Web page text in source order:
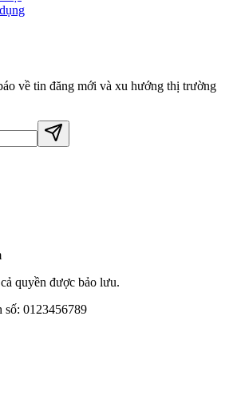
về tin đăng mới và xu hướng thị trường
quyền được bảo lưu.
số: 0123456789